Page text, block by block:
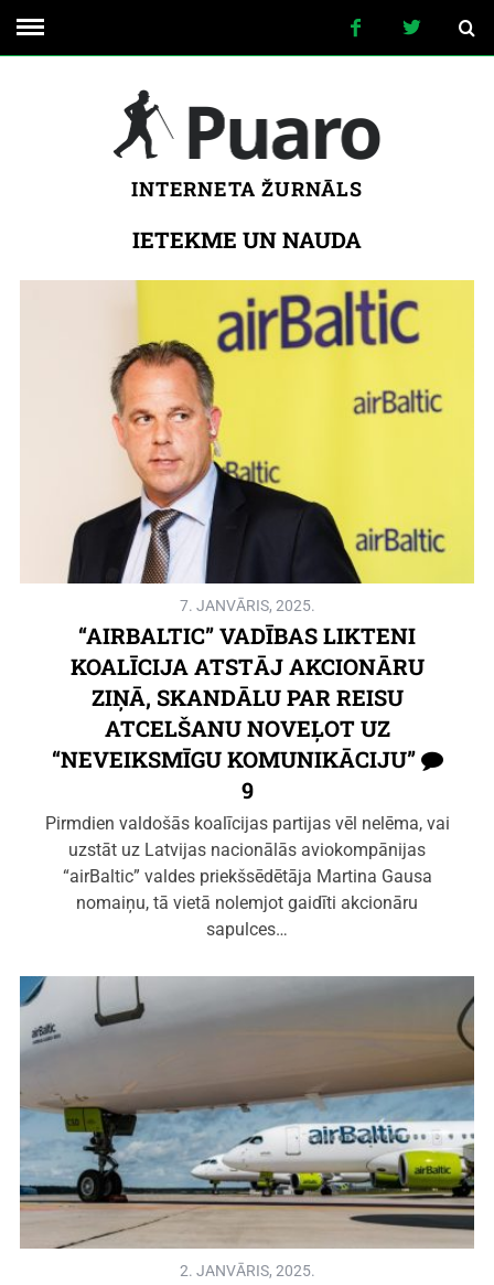
INTERNETA ŽURNĀLS
IETEKME UN NAUDA
7. JANVĀRIS, 2025.
“AIRBALTIC” VADĪBAS LIKTENI
KOALĪCIJA ATSTĀJ AKCIONĀRU
ZIŅĀ, SKANDĀLU PAR REISU
ATCELŠANU NOVEĻOT UZ
“NEVEIKSMĪGU KOMUNIKĀCIJU”
9
Pirmdien valdošās koalīcijas partijas vēl nelēma, vai
uzstāt uz Latvijas nacionālās aviokompānijas
“airBaltic” valdes priekšsēdētāja Martina Gausa
nomaiņu, tā vietā nolemjot gaidīti akcionāru
sapulces…
2. JANVĀRIS, 2025.